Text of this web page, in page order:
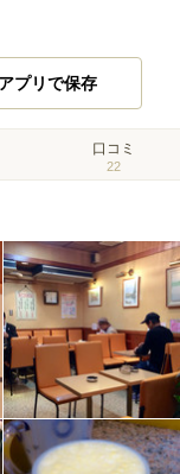
アプリで保存
口コミ
22